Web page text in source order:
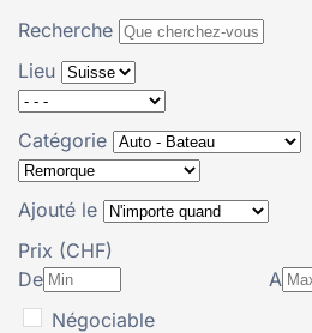
Recherche
Lieu
Catégorie
Ajouté le
Prix (CHF)
De
A
Négociable